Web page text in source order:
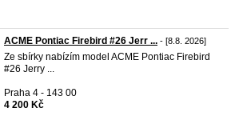
ACME Pontiac Firebird #26 Jerr ... - [8.8. 2026]
Ze sbírky nabízím model ACME Pontiac Firebird
#26 Jerry ...
Praha 4 - 143 00
4 200 Kč